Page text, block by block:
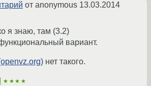
от anonymous 13.03.2014
я знаю, там (3.2)
вариант.
нет такого.
★★★★